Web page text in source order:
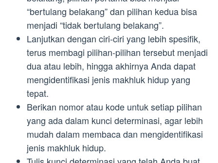
“bertulang belakang” dan pilihan kedua bisa
menjadi “tidak bertulang belakang”.
Lanjutkan dengan ciri-ciri yang lebih spesifik,
terus membagi pilihan-pilihan tersebut menjadi
dua atau lebih, hingga akhirnya Anda dapat
mengidentifikasi jenis makhluk hidup yang
tepat.
Berikan nomor atau kode untuk setiap pilihan
yang ada dalam kunci determinasi, agar lebih
mudah dalam membaca dan mengidentifikasi
jenis makhluk hidup.